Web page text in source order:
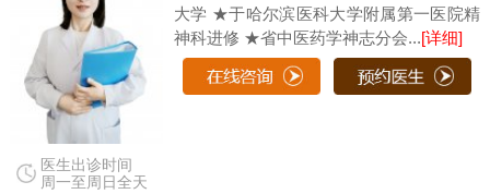
医生出诊时间
周一至周日全天
大学 ★于哈尔滨医科大学附属第一医院精
神科进修 ★省中医药学神志分会...[详细]